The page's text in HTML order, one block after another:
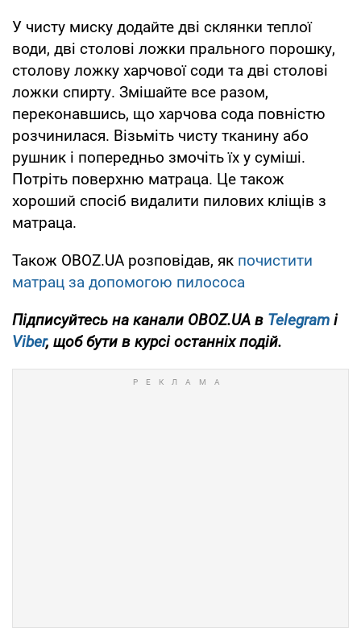
У чисту миску додайте дві склянки теплої
води, дві столові ложки прального порошку,
столову ложку харчової соди та дві столові
ложки спирту. Змішайте все разом,
переконавшись, що харчова сода повністю
розчинилася. Візьміть чисту тканину або
рушник і попередньо змочіть їх у суміші.
Потріть поверхню матраца. Це також
хороший спосіб видалити пилових кліщів з
матраца.
Також OBOZ.UA розповідав, як почистити
матрац за допомогою пилососа
Підписуйтесь на канали OBOZ.UA в Telegram і
Viber, щоб бути в курсі останніх подій.